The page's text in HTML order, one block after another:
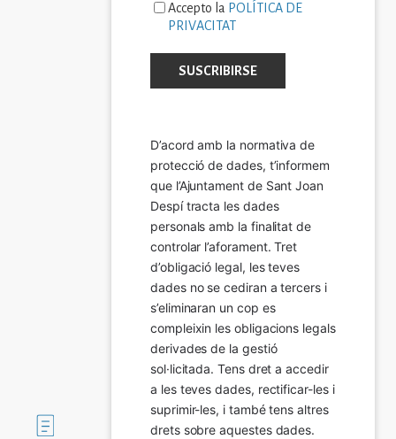
Imatge
Accepto la POLÍTICA DE
PRIVACITAT
D’acord amb la normativa de
protecció de dades, t’informem
que l’Ajuntament de Sant Joan
Despí tracta les dades
personals amb la finalitat de
controlar l’aforament. Tret
d’obligació legal, les teves
dades no se cediran a tercers i
s’eliminaran un cop es
compleixin les obligacions legals
derivades de la gestió
sol·licitada. Tens dret a accedir
a les teves dades, rectificar-les i
suprimir-les, i també tens altres
drets sobre aquestes dades.